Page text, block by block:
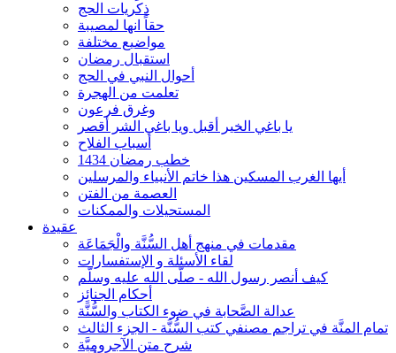
ذكريات الحج
حقاً انها لمصيبة
مواضيع مختلفة
استقبال رمضان
أحوال النبي في الحج
تعلمت من الهجرة
وغرق فرعون
يا باغي الخير أقبل ويا باغي الشر أقصر
أسباب الفلاح
خطب رمضان 1434
أيها الغرب المسكين هذا خاتم الأنبياء والمرسلين
العصمة من الفتن
المستحيلات والممكنات
عقيدة
مقدمات في منهج أهل السُّنَّة والْجَمَاعَة
لقاء الأسئلة و الإستفسارات
كيف أنصر رسول الله - صلّى الله عليه وسلّم
أحكام الجنائِز
عدالة الصَّحابة في ضوء الكتاب والسُّنَّة
تمام المنَّة في تراجم مصنفي كتب السُّنَّة - الجزء الثالث
شرح متن الآجروميَّة